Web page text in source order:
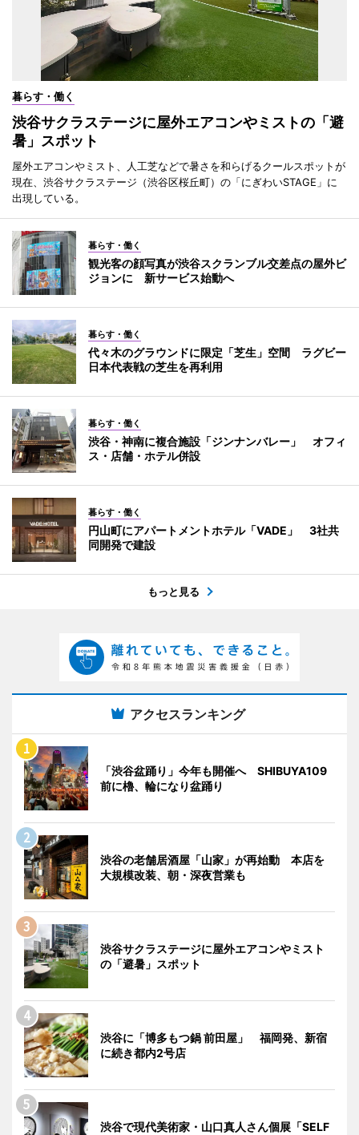
暮らす・働く
渋谷サクラステージに屋外エアコンやミストの「避
暑」スポット
屋外エアコンやミスト、人工芝などで暑さを和らげるクールスポットが
現在、渋谷サクラステージ（渋谷区桜丘町）の「にぎわいSTAGE」に
出現している。
暮らす・働く
観光客の顔写真が渋谷スクランブル交差点の屋外ビ
ジョンに 新サービス始動へ
暮らす・働く
代々木のグラウンドに限定「芝生」空間 ラグビー
日本代表戦の芝生を再利用
暮らす・働く
渋谷・神南に複合施設「ジンナンバレー」 オフィ
ス・店舗・ホテル併設
暮らす・働く
円山町にアパートメントホテル「VADE」 3社共
同開発で建設
もっと見る
アクセスランキング
「渋谷盆踊り」今年も開催へ SHIBUYA109
前に櫓、輪になり盆踊り
渋谷の老舗居酒屋「山家」が再始動 本店を
大規模改装、朝・深夜営業も
渋谷サクラステージに屋外エアコンやミスト
の「避暑」スポット
渋谷に「博多もつ鍋 前田屋」 福岡発、新宿
に続き都内2号店
渋谷で現代美術家・山口真人さん個展「SELF